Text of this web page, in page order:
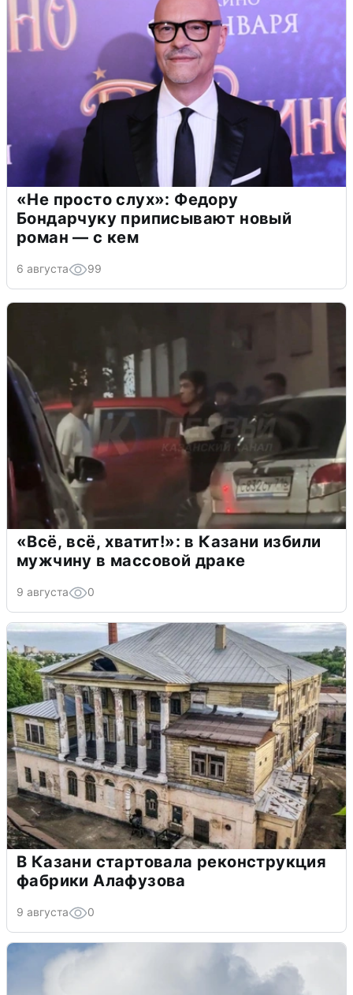
«Не просто слух»: Федору
Бондарчуку приписывают новый
роман — с кем
6 августа 99
«Всё, всё, хватит!»: в Казани избили
мужчину в массовой драке
9 августа 0
В Казани стартовала реконструкция
фабрики Алафузова
9 августа 0